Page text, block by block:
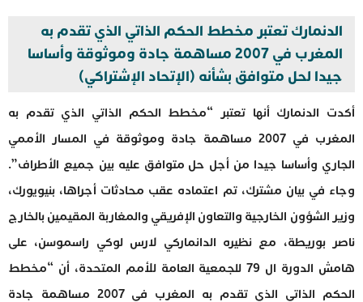
الدنمارك تعتبر مخطط الحكم الذاتي الذي تقدم به
المغرب في 2007 مساهمة جادة وموثوقة وأساسا
جيدا لحل متوافق بشأنه (الإتحاد الإشتراكي)
أكدت الدنمارك أنها تعتبر “مخطط الحكم الذاتي الذي تقدم به
المغرب في 2007 مساهمة جادة وموثوقة في المسار الأممي
الجاري وأساسا جيدا من أجل حل متوافق عليه بين جميع الأطراف”.
وجاء في بيان مشترك، تم اعتماده عقب محادثات أجراها، بنيويورك،
وزير الشؤون الخارجية والتعاون الإفريقي والمغاربة المقيمين بالخارج
ناصر بوريطة، مع نظيره الدانماركي لارس لوكي راسموسن، على
هامش الدورة ال 79 للجمعية العامة للأمم المتحدة، أن “مخطط
الحكم الذاتي الذي تقدم به المغرب في 2007 مساهمة جادة